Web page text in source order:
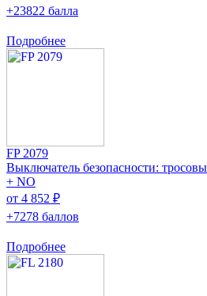
+23822 балла
Подробнее
FP 2079
Выключатель безопасности:
+ NO
от 4 852 ₽
+7278 баллов
Подробнее